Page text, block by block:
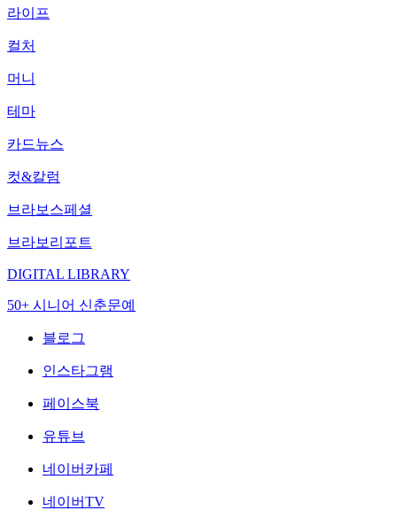
라이프
컬처
머니
테마
카드뉴스
컷&칼럼
브라보스페셜
브라보리포트
DIGITAL LIBRARY
50+ 시니어 신춘문예
블로그
인스타그램
페이스북
유튜브
네이버카페
네이버TV